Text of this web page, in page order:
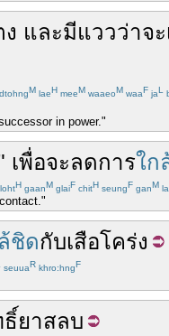
และมีแววว่าจะ
dtohngM laeH meeM waaeoM waaF jaL
in power."
เพื่อจะลดการใก
lohtH gaanM glaiF chitH seungF ganM
ชิดกับเสือโคร่ง
seuuaR khro:hngF
ยาสลบ